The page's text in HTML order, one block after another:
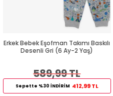
Erkek Bebek Eşofman Takımı Baskılı
Desenli Gri (6 Ay-2 Yaş)
589,99 TL
Sepette %30 İNDİRİM 412,99 TL